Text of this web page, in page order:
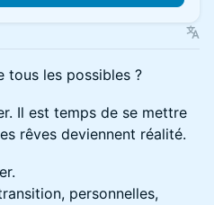
tous les possibles ?
Il est temps de se mettre
rêves deviennent réalité.
personnelles,